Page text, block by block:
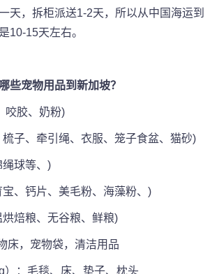
天，拆柜派送1-2天，所以从中国海运到
10-15天左右。
些宠物用品到新加坡？
咬胶、奶粉)
梳子、牵引绳、衣服、笼子食盆、猫砂)
绳球等、)
、钙片、美毛粉、海藻粉、)
焙粮、无谷粮、鲜粮)
床，宠物袋，清洁用品
）：毛毯、床、垫子、枕头